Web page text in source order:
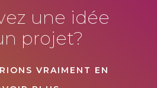
une idée
projet?
VRAIMENT EN